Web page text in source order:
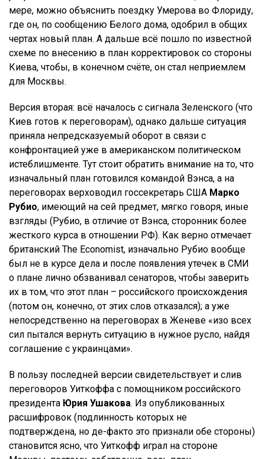
мере, можно объяснить поездку Умерова во Флориду,
где он, по сообщению Белого дома, одобрил в общих
чертах новый план. А дальше всё пошло по известной
схеме по внесению в план корректировок со стороны
Киева, чтобы, в конечном счёте, он стал неприемлем
для Москвы.
Версия вторая: всё началось с сигнала Зеленского (что
Киев готов к переговорам), однако дальше ситуация
приняла непредсказуемый оборот в связи с
конфронтацией уже в американском политическом
истеблишменте. Тут стоит обратить внимание на то, что
изначальный план готовился командой Вэнса, а на
переговорах верховодил госсекретарь США Марко
Рубио, имеющий на сей предмет, мягко говоря, иные
взгляды (Рубио, в отличие от Вэнса, сторонник более
жесткого курса в отношении РФ). Как верно отмечает
британский The Economist, изначально Рубио вообще
был не в курсе дела и после появления утечек в СМИ
о плане лично обзванивал сенаторов, чтобы заверить
их в том, что этот план – российского происхождения
(потом он, конечно, от этих слов отказался); а уже
непосредственно на переговорах в Женеве «изо всех
сил пытался вернуть ситуацию в нужное русло, найдя
соглашение с украинцами».
В пользу последней версии свидетельствует и слив
переговоров Уиткоффа с помощником российского
президента Юрия Ушакова. Из опубликованных
расшифровок (подлинность которых не
подтверждена, но де-факто это признали обе стороны)
становится ясно, что Уиткофф играл на стороне